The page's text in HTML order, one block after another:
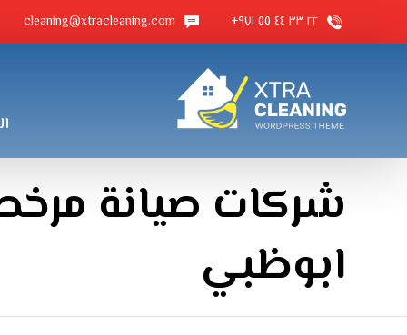
٢٢ ٣٣ ٤٤ ٥٥ ٩٧١+ cleaning@xtracleaning.com
شركات صيانة
ابوظبي